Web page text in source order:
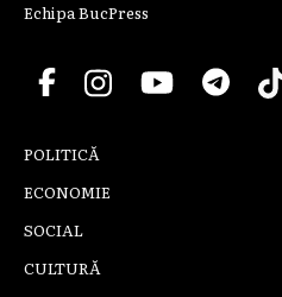
Echipa BucPress
POLITICĂ
ECONOMIE
SOCIAL
CULTURĂ